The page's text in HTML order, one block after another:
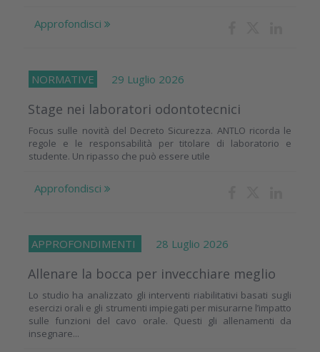
Approfondisci
NORMATIVE 29 Luglio 2026
Stage nei laboratori odontotecnici
Focus sulle novità del Decreto Sicurezza. ANTLO ricorda le
regole e le responsabilità per titolare di laboratorio e
studente. Un ripasso che può essere utile
Approfondisci
APPROFONDIMENTI 28 Luglio 2026
Allenare la bocca per invecchiare meglio
Lo studio ha analizzato gli interventi riabilitativi basati sugli
esercizi orali e gli strumenti impiegati per misurarne l’impatto
sulle funzioni del cavo orale. Questi gli allenamenti da
insegnare...